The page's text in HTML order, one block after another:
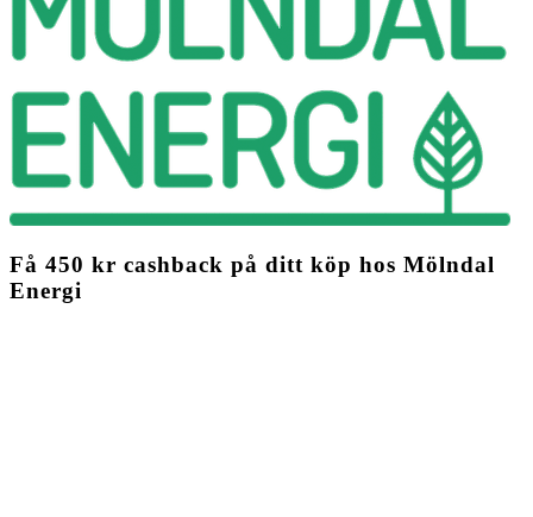
Få 450 kr cashback på ditt köp hos Mölndal
Energi